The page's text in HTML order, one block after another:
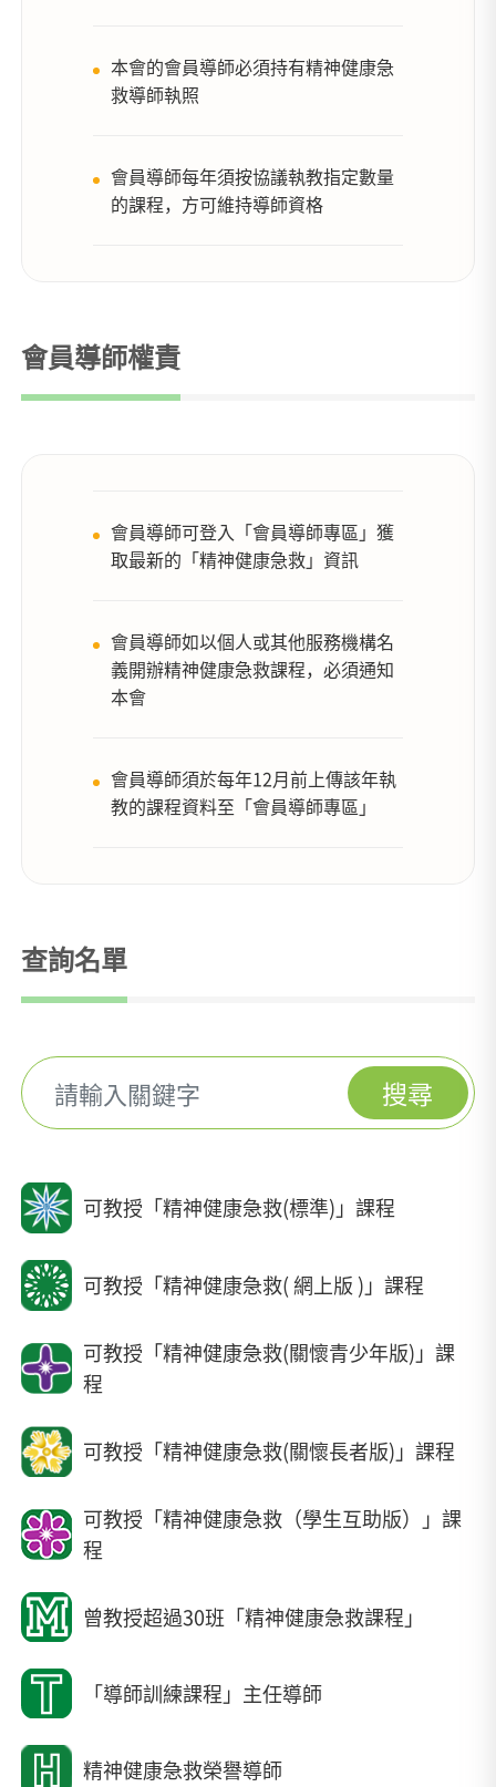
本會的會員導師必須持有精神健康急
救導師執照
會員導師每年須按協議執教指定數量
的課程，方可維持導師資格
會員導師權責
會員導師可登入「會員導師專區」獲
取最新的「精神健康急救」資訊
會員導師如以個人或其他服務機構名
義開辦精神健康急救課程，必須通知
本會
會員導師須於每年12月前上傳該年執
教的課程資料至「會員導師專區」
查詢名單
搜尋
可教授「精神健康急救(標準)」課程
可教授「精神健康急救( 網上版 )」課程
可教授「精神健康急救(關懷青少年版)」課
程
可教授「精神健康急救(關懷長者版)」課程
可教授「精神健康急救（學生互助版）」課
程
曾教授超過30班「精神健康急救課程」
「導師訓練課程」主任導師
精神健康急救榮譽導師